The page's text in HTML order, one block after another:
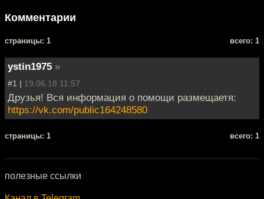
Комментарии
cтраницы: 1 всего: 1
ystin1975 »
#1 | 19.06.18 11:57
Друзья! Вся информация о помощи размещаетя:
https://vk.com/public164248580
cтраницы: 1 всего: 1
полезные ссылки